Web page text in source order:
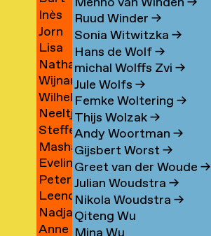
→
Vissers
→
Inès
Vivier
→
Jorn
Vlaanderen
→
Lisa
Vlamings
→
Nathaly
Vlaun
Wijnand
Vlok
→
Wilhelmus
(Pim)
Vlug
→
Neeltje
van
der
Vlugt
→
Steffen
Vogelezang
→
Masha
Volkova
Eveline
Vondeling
Peter
de
Voogt
→
Leendert
Vooijce
→
Nadja
Voorham
Anne
Ruud Winder→
Sonia Witwitzka→
Hans de Wolf→
michal Wolffs Zvi→
Jule Wolfs→
Femke Woltering→
Thijs Wolzak→
Andy Woortman→
Gijsbert Worst→
Greet van der Woude→
Julian Woudstra→
Nikola Woudstra→
Qiteng Wu